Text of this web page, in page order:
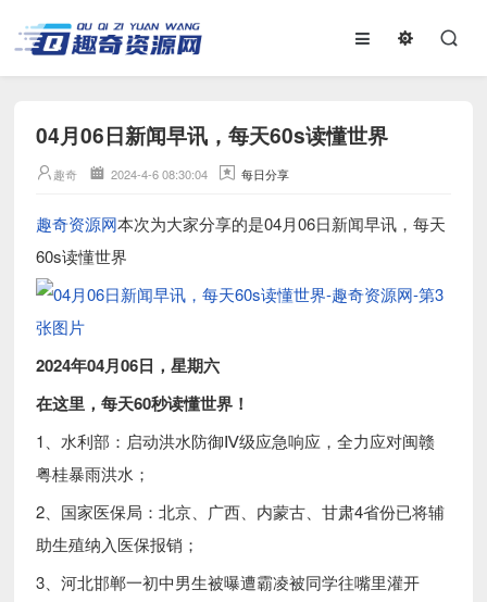
04月06日新闻早讯，每天60s读懂世界
趣奇 2024-4-6 08:30:04 每日分享
趣奇资源网本次为大家分享的是04月06日新闻早讯，每天
60s读懂世界
2024年04月06日，星期六
在这里，每天60秒读懂世界！
1、水利部：启动洪水防御Ⅳ级应急响应，全力应对闽赣
粤桂暴雨洪水；
2、国家医保局：北京、广西、内蒙古、甘肃4省份已将辅
助生殖纳入医保报销；
3、河北邯郸一初中男生被曝遭霸凌被同学往嘴里灌开